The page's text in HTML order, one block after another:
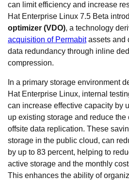
can limit efficiency and increase
Hat Enterprise Linux 7.5 Beta
optimizer (VDO), a technology
acquisition of Permabitassets and
data redundancy through inline
compression.
In a primary storage environment
Hat Enterprise Linux, internal
can increase effective capacity by
up existing storage and reduce
offsite data replication. These
storage in the public cloud, can
by up to 83 percent, helping to
active storage and the monthly
This enhances the ability of